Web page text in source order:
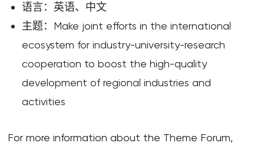
语言：英语、中文
主题：Make joint efforts in the international
ecosystem for industry-university-research
cooperation to boost the high-quality
development of regional industries and
activities
For more information about the Theme Forum,